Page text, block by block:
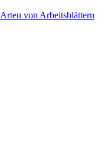
Arten von Arbeitsblättern